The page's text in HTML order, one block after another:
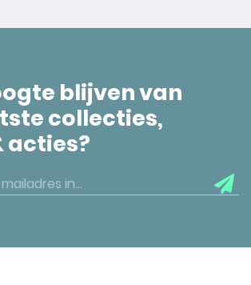
blijven van
collecties,
acties?